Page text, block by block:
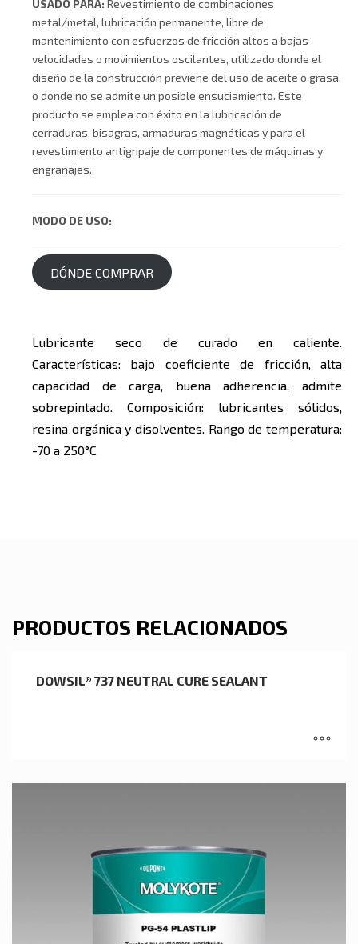
USADO PARA: Revestimiento de combinaciones
metal/metal, lubricación permanente, libre de
mantenimiento con esfuerzos de fricción altos a bajas
velocidades o movimientos oscilantes, utilizado donde el
diseño de la construcción previene del uso de aceite o grasa,
o donde no se admite un posible ensuciamiento. Este
producto se emplea con éxito en la lubricación de
cerraduras, bisagras, armaduras magnéticas y para el
revestimiento antigripaje de componentes de máquinas y
engranajes.
MODO DE USO:
DÓNDE COMPRAR
Lubricante seco de curado en caliente.
Características: bajo coeficiente de fricción, alta
capacidad de carga, buena adherencia, admite
sobrepintado. Composición: lubricantes sólidos,
resina orgánica y disolventes. Rango de temperatura:
-70 a 250°C
PRODUCTOS RELACIONADOS
DOWSIL® 737 NEUTRAL CURE SEALANT